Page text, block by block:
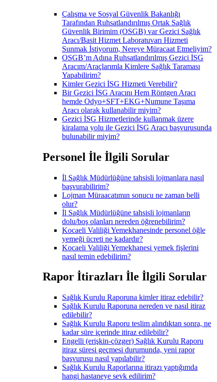
Çalışma ve Sosyal Güvenlik Bakanlığı
Tarafından Ruhsatlandırılmış Ortak Sağlık
Güvenlik Birimim (OSGB) var Gezici Sağlık
Aracı/Basit Hizmet Laboratuvarı Hizmeti
Sunmak İstiyorum, Nereye Müracaat Etmeliyim?
OSGB’m Adına Ruhsatlandırılmış Gezici İSG
Aracım/Araçlarımla Kimlere Sağlık Taraması
Yapabilirim?
Kimler Gezici İSG Hizmeti Verebilir?
Bir Gezici İSG Aracını Hem Röntgen Aracı
hemde Odyo+SFT+EKG+Numune Taşıma
Aracı olarak kullanabilir miyim?
Gezici İSG Hizmetlerinde kullanmak üzere
kiralama yolu ile Gezici İSG Aracı başvurusunda
bulunabilir miyim?
Personel İle İlgili Sorular
İl Sağlık Müdürlüğüne tahsisli lojmanlara nasıl
başvurabilirim?
Lojman Müraacatımın sonucu ne zaman belli
olur?
İl Sağlık Müdürlüğüne tahsisli lojmanların
dolu/boş olanları nereden öğrenebilirim?
Kocaeli Valiliği Yemekhanesinde personel öğle
yemeği ücreti ne kadardır?
Kocaeli Valiliği Yemekhanesi yemek fişlerini
nasıl temin edebilirim?
Rapor İtirazları İle İlgili Sorular
Sağlık Kurulu Raporuna kimler itiraz edebilir?
Sağlık Kurulu Raporuna nereden ve nasıl itiraz
edilebilir?
Sağlık Kurulu Raporu teslim alındıktan sonra, ne
kadar süre içerinde itiraz edilebilir?
Engelli (erişkin-çözger) Sağlık Kurulu Raporu
itiraz süresi geçmesi durumunda, yeni rapor
başvurusu nasıl yapılabilir?
Sağlık Kurulu Raporlarına itirazı yaptığımda
hangi hastaneye sevk edilirim?